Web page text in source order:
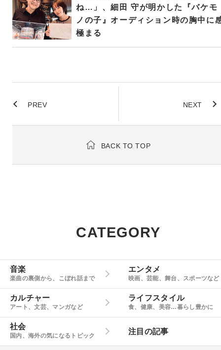
ね…」、細田 守が明かした『バケモ
ノの子』オーディション時の胸中に
極まる
PREV NEXT
BACK TO TOP
CATEGORY
音楽
楽曲の裏側から、こぼれ話まで
エンタメ
映画、芸能、舞台、スポーツなど
カルチャー
アート、文芸、マンガなど
ライフスタイル
食、健康、美容…暮らし豊かに
社会
国内、海外の気になるトピック
注目の記事